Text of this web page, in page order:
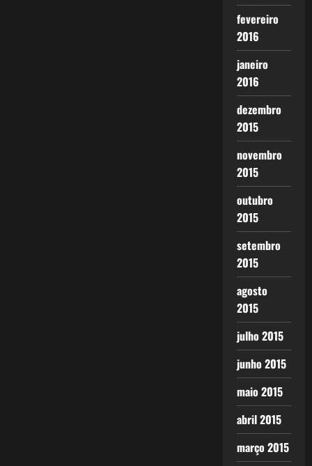
fevereiro
2016
janeiro
2016
dezembro
2015
novembro
2015
outubro
2015
setembro
2015
agosto
2015
julho 2015
junho 2015
maio 2015
abril 2015
março 2015